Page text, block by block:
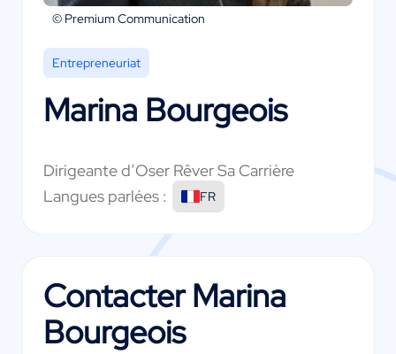
© Premium Communication
Entrepreneuriat
Marina Bourgeois
Dirigeante d’Oser Rêver Sa Carrière
Langues parlées :
FR
ContacterMarina
Bourgeois